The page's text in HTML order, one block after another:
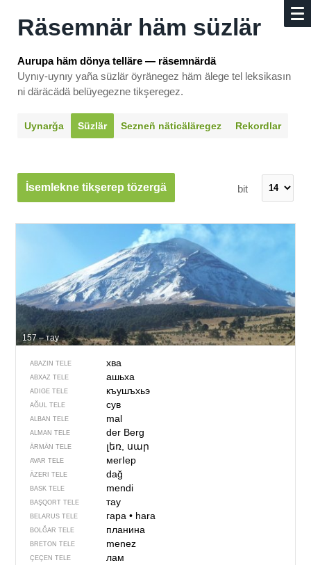
Räsemnär häm süzlär
Aurupa häm dönya telläre — räsemnärdä
Uynıy-uynıy yaña süzlär öyränegez häm älege tel leksikasın
ni däräcädä belüyegezne tikşeregez.
Uynarğa Süzlär Sezneñ näti­cäläregez Rekordlar
İsemlekne tikşerep tözergä bit
157 – тау
ABAZIN TELE хва
ABXAZ TELE ашьха
ADIGE TELE къушъхьэ
AĞUL TELE сув
ALBAN TELE mal
ALMAN TELE der Berg
ÄRMÄN TELE լեռ, սար
AVAR TELE мегIер
ÄZERI TELE dağ
BASK TELE mendi
BAŞQORT TELE тау
BELARUS TELE гара• hara
BOLĞAR TELE планина
BRETON TELE menez
ÇEÇEN TELE лам